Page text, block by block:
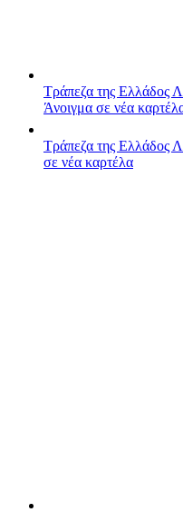
Τράπεζα της Ελλάδος
Άνοιγμα σε νέα
Τράπεζα της Ελλάδος
σε νέα καρτέλα